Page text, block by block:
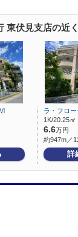
東伏見支店の近
Ⅵ
ラ・フロ
1K/20.25㎡
6.6万円
約947m／
詳